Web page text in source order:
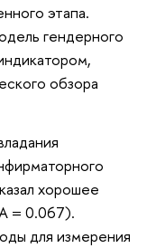
этапа.
гендерного
обзора
хорошее
= 0.067).
для измерения